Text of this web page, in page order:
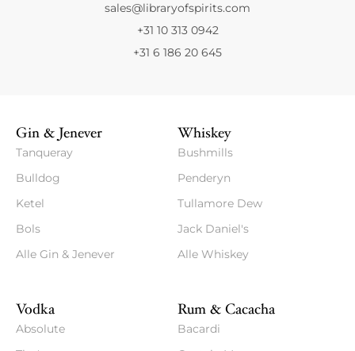
sales@libraryofspirits.com
+31 10 313 0942
+31 6 186 20 645
Gin & Jenever
Tanqueray
Bulldog
Ketel
Bols
Alle Gin & Jenever
Whiskey
Bushmills
Penderyn
Tullamore Dew
Jack Daniel's
Alle Whiskey
Vodka
Absolute
Rum & Cacacha
Bacardi